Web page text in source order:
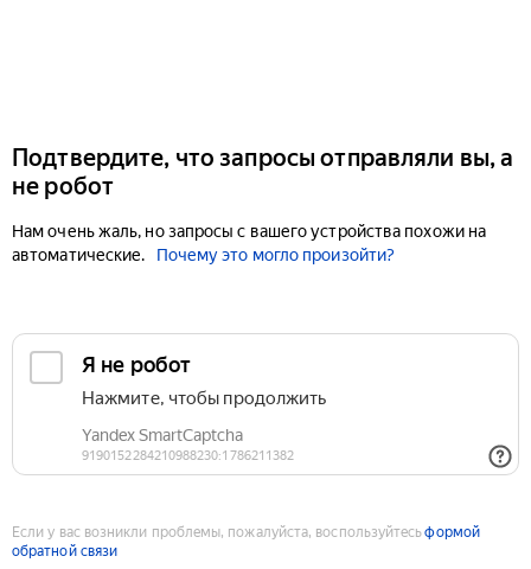
Подтвердите, что запросы отправляли вы, а
не робот
Нам очень жаль, но запросы с вашего устройства похожи на
автоматические.
Почему это могло произойти?
Если у вас возникли проблемы, пожалуйста, воспользуйтесьформой
обратной связи